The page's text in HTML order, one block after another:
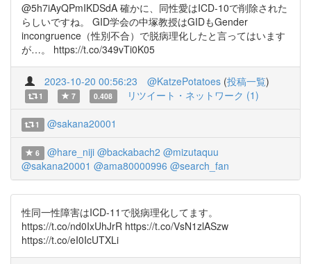
@5h7iAyQPmIKDSdA 確かに、同性愛はICD-10で削除された
らしいですね。 GID学会の中塚教授はGIDもGender
incongruence（性別不合）で脱病理化したと言ってはいます
が…。 https://t.co/349vTi0K05
2023-10-20 00:56:23 @KatzePotatoes (投稿一覧)
1 7 0.408 リツイート・ネットワーク (1)
1 @sakana20001
6 @hare_niji @backabach2 @mizutaquu
@sakana20001 @ama80000996 @search_fan
性同一性障害はICD-11で脱病理化してます。
https://t.co/nd0IxUhJrR https://t.co/VsN1zlASzw
https://t.co/eI0IcUTXLi